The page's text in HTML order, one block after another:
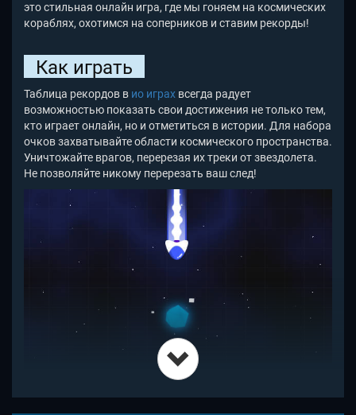
это стильная онлайн игра, где мы гоняем на космических
кораблях, охотимся на соперников и ставим рекорды!
Как играть
Таблица рекордов в ио играх всегда радует
возможностью показать свои достижения не только тем,
кто играет онлайн, но и отметиться в истории. Для набора
очков захватывайте области космического пространства.
Уничтожайте врагов, перерезая их треки от звездолета.
Не позволяйте никому перерезать ваш след!
Время от времени на карте Пайпер Космос появляется
такой тессеракт. Берите его, и на некоторое время вы
значительно ускоритесь! Обратите внимание на звук, с